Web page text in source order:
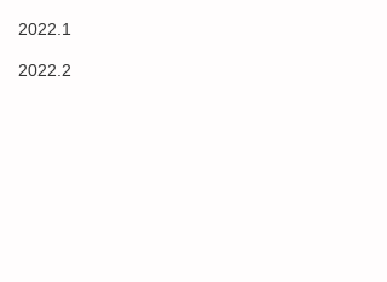
2022.1
2022.2